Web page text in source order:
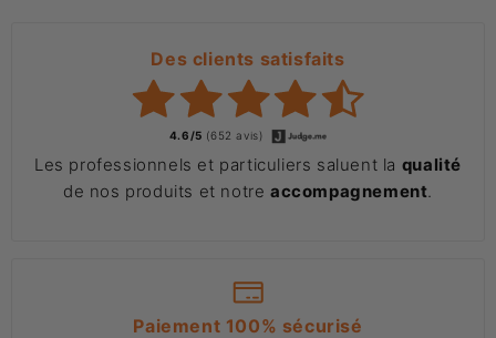
Des clients satisfaits
4.6/5 (652 avis)
Les professionnels et particuliers saluent la qualité
de nos produits et notre accompagnement.
Paiement 100% sécurisé